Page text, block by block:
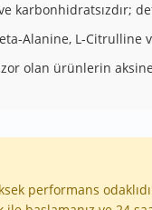
karbonhidratsızdır;
Alanine, L-Citrulline
olan ürünlerin
performans